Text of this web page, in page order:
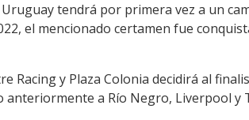
tendrá por primera vez a un
el mencionado certamen fue
Racing y Plaza Colonia decidirá al
anteriormente a Río Negro, Liverpool y